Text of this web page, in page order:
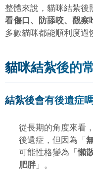
整體來說，貓咪結紮後
看傷口、防舔咬、觀察
多數貓咪都能順利度過
貓咪結紮後的
結紮後會有後遺症
從長期的角度來看
後遺症，但因為「
可能性格變為「懶
肥胖」。